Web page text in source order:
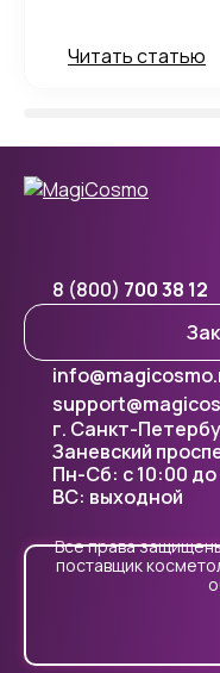
Читать статью
8 (800) 700 38 12
г. Санкт-
Заневский
Пн-Сб: с 10:00
ВС: выходной
Все права
поставщик